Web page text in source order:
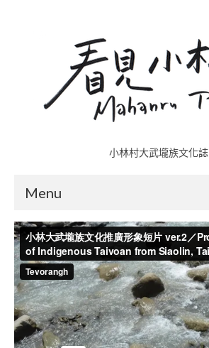
小林村大武壠族文化誌
Menu
小林村故事多
五里埔
日光小林
小愛小林